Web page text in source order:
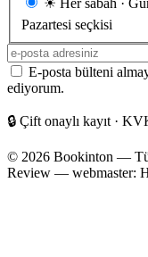
Pazartesi seçkisi
E-
posta
adresiniz
E-posta bülteni
ediyorum.
🔒 Çift onaylı kayıt ·
© 2026 Bookinton —
Review — webmaster: